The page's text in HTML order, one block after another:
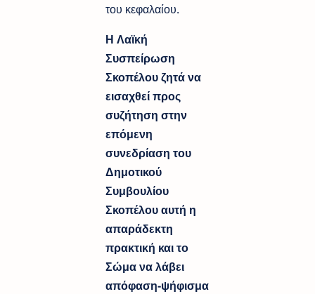
του κεφαλαίου.
Η Λαϊκή
Συσπείρωση
Σκοπέλου ζητά να
εισαχθεί προς
συζήτηση στην
επόμενη
συνεδρίαση του
Δημοτικού
Συμβουλίου
Σκοπέλου αυτή η
απαράδεκτη
πρακτική και το
Σώμα να λάβει
απόφαση-ψήφισμα